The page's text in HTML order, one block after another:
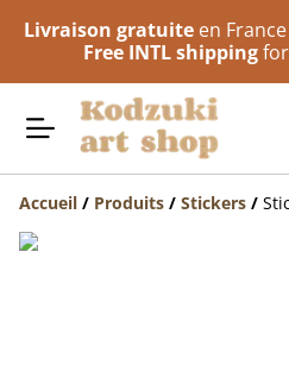
Livraison gratuite en
Free INTL shippingfor
Accueil / Produits / Stickers /